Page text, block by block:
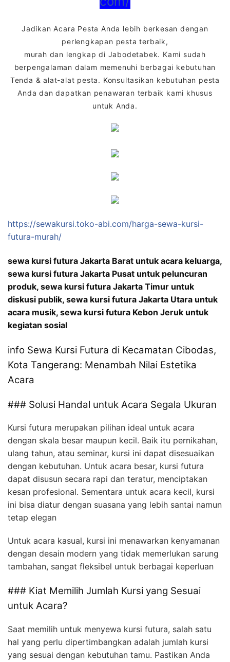
Jadikan Acara Pesta Anda lebih berkesan dengan
perlengkapan pesta terbaik,
murah dan lengkap di Jabodetabek. Kami sudah
berpengalaman dalam memenuhi berbagai kebutuhan
Tenda & alat-alat pesta. Konsultasikan kebutuhan pesta
Anda dan dapatkan penawaran terbaik kami khusus
untuk Anda.
https://sewakursi.toko-abi.com/harga-sewa-kursi-
futura-murah/
sewa kursi futura Jakarta Barat untuk acara keluarga,
sewa kursi futura Jakarta Pusat untuk peluncuran
produk, sewa kursi futura Jakarta Timur untuk
diskusi publik, sewa kursi futura Jakarta Utara untuk
acara musik, sewa kursi futura Kebon Jeruk untuk
kegiatan sosial
info Sewa Kursi Futura di Kecamatan Cibodas,
Kota Tangerang: Menambah Nilai Estetika
Acara
### Solusi Handal untuk Acara Segala Ukuran
Kursi futura merupakan pilihan ideal untuk acara
dengan skala besar maupun kecil. Baik itu pernikahan,
ulang tahun, atau seminar, kursi ini dapat disesuaikan
dengan kebutuhan. Untuk acara besar, kursi futura
dapat disusun secara rapi dan teratur, menciptakan
kesan profesional. Sementara untuk acara kecil, kursi
ini bisa diatur dengan suasana yang lebih santai namun
tetap elegan
Untuk acara kasual, kursi ini menawarkan kenyamanan
dengan desain modern yang tidak memerlukan sarung
tambahan, sangat fleksibel untuk berbagai keperluan
### Kiat Memilih Jumlah Kursi yang Sesuai
untuk Acara?
Saat memilih untuk menyewa kursi futura, salah satu
hal yang perlu dipertimbangkan adalah jumlah kursi
yang sesuai dengan kebutuhan tamu. Pastikan Anda